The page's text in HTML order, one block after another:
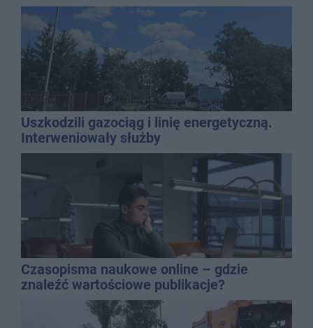
Uszkodzili gazociąg i linię energetyczną.
Interweniowały służby
Czasopisma naukowe online – gdzie
znaleźć wartościowe publikacje?